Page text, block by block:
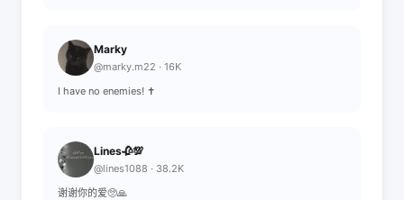
Marky
@marky.m22 · 16K
I have no enemies! ✝️
Lines🥀💯
@lines1088 · 38.2K
谢谢你的爱🥺🙏